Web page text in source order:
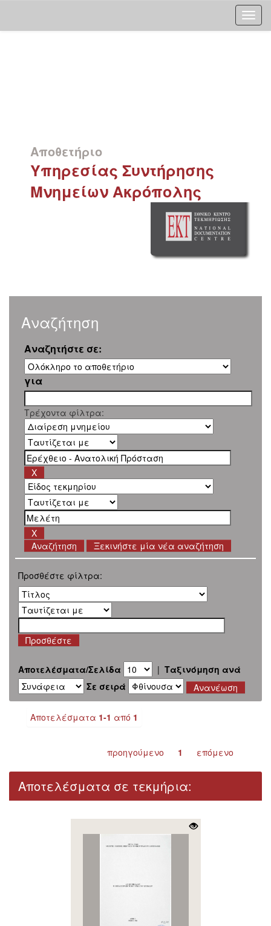
Αποθετήριο
Υπηρεσίας Συντήρησης
Μνημείων Ακρόπολης
Αναζήτηση
Αναζητήστε σε:
για
Τρέχοντα φίλτρα:
Ξεκινήστε μία νέα αναζήτηση
Προσθέστε φίλτρα:
Αποτελέσματα/Σελίδα | Ταξινόμηση ανά
Σε σειρά
Αποτελέσματα 1-1 από 1
προηγούμενο 1 επόμενο
Αποτελέσματα σε τεκμήρια: